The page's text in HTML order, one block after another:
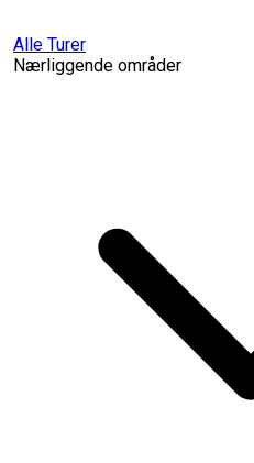
Alle Turer
Nærliggende områder